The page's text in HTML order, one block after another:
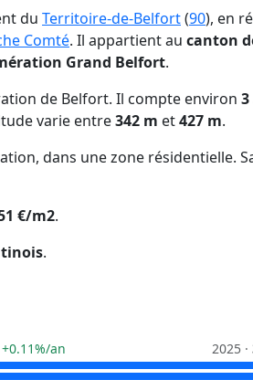
du Territoire-de-Belfort(90), en
Comté. Il appartient au canton
Grand Belfort.
de Belfort. Il compte environ 3
varie entre342 m et427 m.
dans une zone résidentielle.
€/m2.
.
+0.11%/an 2025 ·